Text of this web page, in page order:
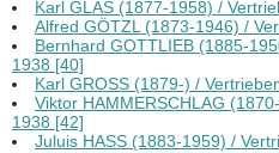
Karl GLAS (1877-1958) /
Alfred GÖTZL (1873-1946) /
Bernhard GOTTLIEB (1885-
1938 [40]
Karl GROSS (1879-) /
Viktor HAMMERSCHLAG
1938 [42]
Juluis HASS (1883-1959) /